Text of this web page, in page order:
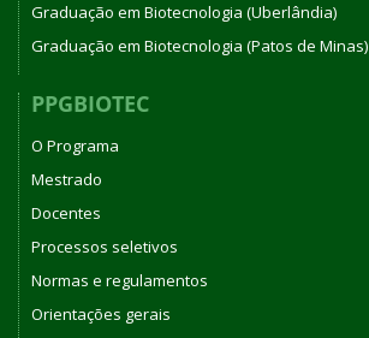
Graduação em Biotecnologia (Uberlândia)
Graduação em Biotecnologia (Patos de Minas)
PPGBIOTEC
O Programa
Mestrado
Docentes
Processos seletivos
Normas e regulamentos
Orientações gerais